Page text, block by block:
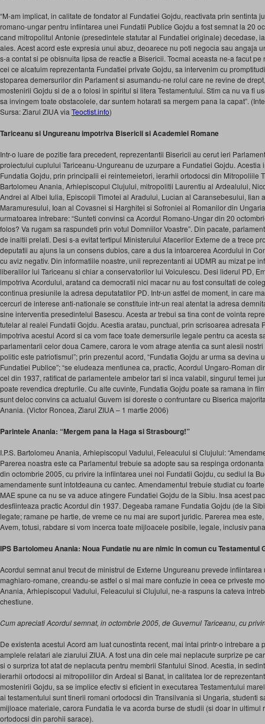
“M-am implicat, in calitate de fondator al Fundatiei Gojdu, reactivata prin sentinta
romano-ungar pentru infiintarea unei Fundatii Publice Gojdu a fost semnat la 20
cand mitropolitul Antonie (presedintele statutar al Fundatiei originale) decedase,
ales. Acest acord este expresia unui abuz, deoarece nu poti negocia sau angaja
s-a contat si pe obisnuita lipsa de reactie a Bisericii. Tocmai aceasta ne-a facut
cei ce alcatuim reprezentanta Fundatiei private Gojdu, sa intervenim cu
stoparea demersurilor din Parlament si asumandu-ne rolul care ne revine de
mostenirii Gojdu si de a o folosi in spiritul si litera Testamentului. Stim ca nu va fi
sa invingem toate obstacolele, dar suntem hotarati sa mergem pana la capat”.
Sursa: Ziarul ZIUA via Teoctist.info)
Tariceanu si Ungureanu impotriva Bisericii si Academiei Romane
Intr-o luare de pozitie fara precedent, reprezentantii Bisericii au cerut ieri
proiectului cuplului Tariceanu-Ungureanu de uzurpare a Fundatiei Gojdu. Acestia
Fundatia Gojdu, prin principalii ei reintemeietori, ierarhii ortodocsi din Mitropoliile
Bartolomeu Anania, Arhiepiscopul Clujului, mitropolitii Laurentiu al Ardealului,
Andrei al Albei Iulia, Episcopii Timotei al Aradului, Lucian al Caransebesului, Iian
Maramuresului, Ioan al Covasnei si Harghitei si Sofroniei al Romanilor din
urmatoarea intrebare: “Sunteti convinsi ca Acordul Romano-Ungar din 20
folos? Va rugam sa raspundeti prin votul Domniilor Voastre”. Din pacate,
de inaltii prelati. Desi s-a evitat tertipul Ministerului Afacerilor Externe de a trece
deputatii au ajuns la un consens dubios, care a dus la intoarcerea Acordului in
cu aviz negativ. Din informatiile noastre, unii reprezentanti ai UDMR au mizat pe
liberalilor lui Tariceanu si chiar a conservatorilor lui Voiculescu. Desi liderul PD,
impotriva Acordului, aratand ca democratii nici macar nu au fost consultati de
continua presiunile la adresa deputatatilor PD. Intr-un astfel de moment, in care
cercuri de interese anti-nationale se constituie intr-un real atentat la adresa
sine interventia presedintelui Basescu. Acesta ar trebui sa tina cont de vointa
tutelar al realei Fundatii Gojdu. Acestia aratau, punctual, prin scrisoarea adresata
impotriva acestui Acord si ca vom face toate demersurile legale pentru ca acesta
parlamentarii celor doua Camere, carora le vom atrage atentia ca sunt alesii
politic este patriotismul”; prin prezentul acord, “Fundatia Gojdu ar urma sa devina
Fundatiei Publice”; “se eludeaza mentiunea ca, practic, Acordul Ungaro-Roman
cel din 1937, ratificat de parlamentele ambelor tari si inca valabil, singurul temei
poate revendica drepturile. Cu alte cuvinte, Fundatia Gojdu poate sa ramana in
sunt deloc convins ca actualul Guvern isi doreste o confruntare cu Biserica
Anania. (Victor Roncea, Ziarul ZIUA – 1 martie 2006)
Parintele Anania: “Mergem pana la Haga si Strasbourg!”
I.P.S. Bartolomeu Anania, Arhiepiscopul Vadului, Feleacului si Clujului:
Parerea noastra este ca Parlamentul trebuie sa adopte sau sa respinga
din octombrie 2005, cu privire la infiintarea unei noi Fundatii Gojdu, cu sediul la
amendamente sunt intotdeauna cu cantec. Amendamentul trebuie studiat cu
MAE spune ca nu se va aduce atingere Fundatiei Gojdu de la Sibiu. Insa acest
desfiinteaza practic Acordul din 1937. Degeaba ramane Fundatia Gojdu (de la
legate; ramane pe hartie, de vreme ce nu mai are suport juridic. Parerea mea
Avem, totusi, rabdare si vom incerca toate mijloacele posibile, legale, inclusiv
IPS Bartolomeu Anania: Noua Fundatie nu are nimic in comun cu Testamentul
Acordul semnat anul trecut de ministrul de Externe Ungureanu prevede
maghiaro-romane, creandu-se astfel o si mai mare confuzie in ceea ce priveste
Anania, Arhiepiscopul Vadului, Feleacului si Clujului, ne-a raspuns la cateva
chestiune.
Cum apreciati Acordul semnat, in octombrie 2005, de Guvernul Tariceanu, cu
De existenta acestui Acord am luat cunostinta recent, mai intai printr-o intrebare a
amplele relatari ale ziarului ZIUA. A fost una din cele mai neplacute surprize pe
si o surpriza tot atat de neplacuta pentru membrii Sfantului Sinod. Acestia, in
ierarhii ortodocsi ai mitropoliilor din Ardeal si Banat, in calitatea lor de
mostenirii Gojdu, sa se implice efectiv si eficient in executarea Testamentului
ai testamentului sunt tinerii romani ortodocsi din Transilvania si Ungaria, studenti
mijloace materiale, carora Fundatia le va acorda burse de studii (si doar in ultimul
ortodocsi din parohii sarace).